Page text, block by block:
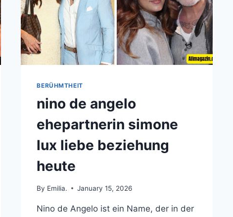
BERÜHMTHEIT
nino de angelo
ehepartnerin simone
lux liebe beziehung
heute
By Emilia. January 15, 2026
Nino de Angelo ist ein Name, der in der